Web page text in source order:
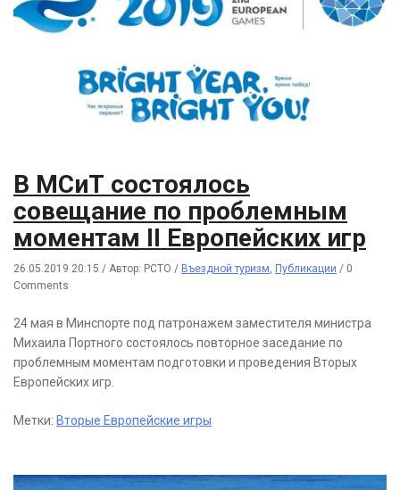
В МСиТ состоялось
совещание по проблемным
моментам II Европейских игр
26.05.2019 20:15 / Автор: РСТО / Въездной туризм Публикации / 0
Comments
24 мая в Минспорте под патронажем заместителя министра
Михаила Портного состоялось повторное заседание по
проблемным моментам подготовки и проведения Вторых
Европейских игр.
Метки: Вторые Европейские игры